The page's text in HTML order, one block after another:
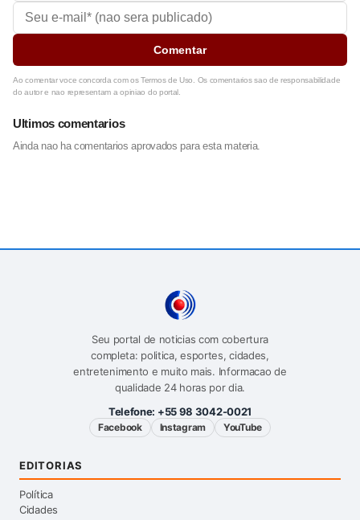
Comentar
Ao comentar voce concorda com os Termos de Uso. Os comentarios sao de responsabilidade
do autor e nao representam a opiniao do portal.
Ultimos comentarios
Ainda nao ha comentarios aprovados para esta materia.
Seu portal de noticias com cobertura
completa: politica, esportes, cidades,
entretenimento e muito mais. Informacao de
qualidade 24 horas por dia.
Telefone: +55 98 3042-0021
Facebook Instagram YouTube
EDITORIAS
Política
Cidades